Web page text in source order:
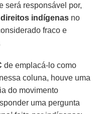
será responsável por,
direitos indígenas no
fraco e
de emplacá-lo como
coluna, houve uma
do movimento
uma pergunta